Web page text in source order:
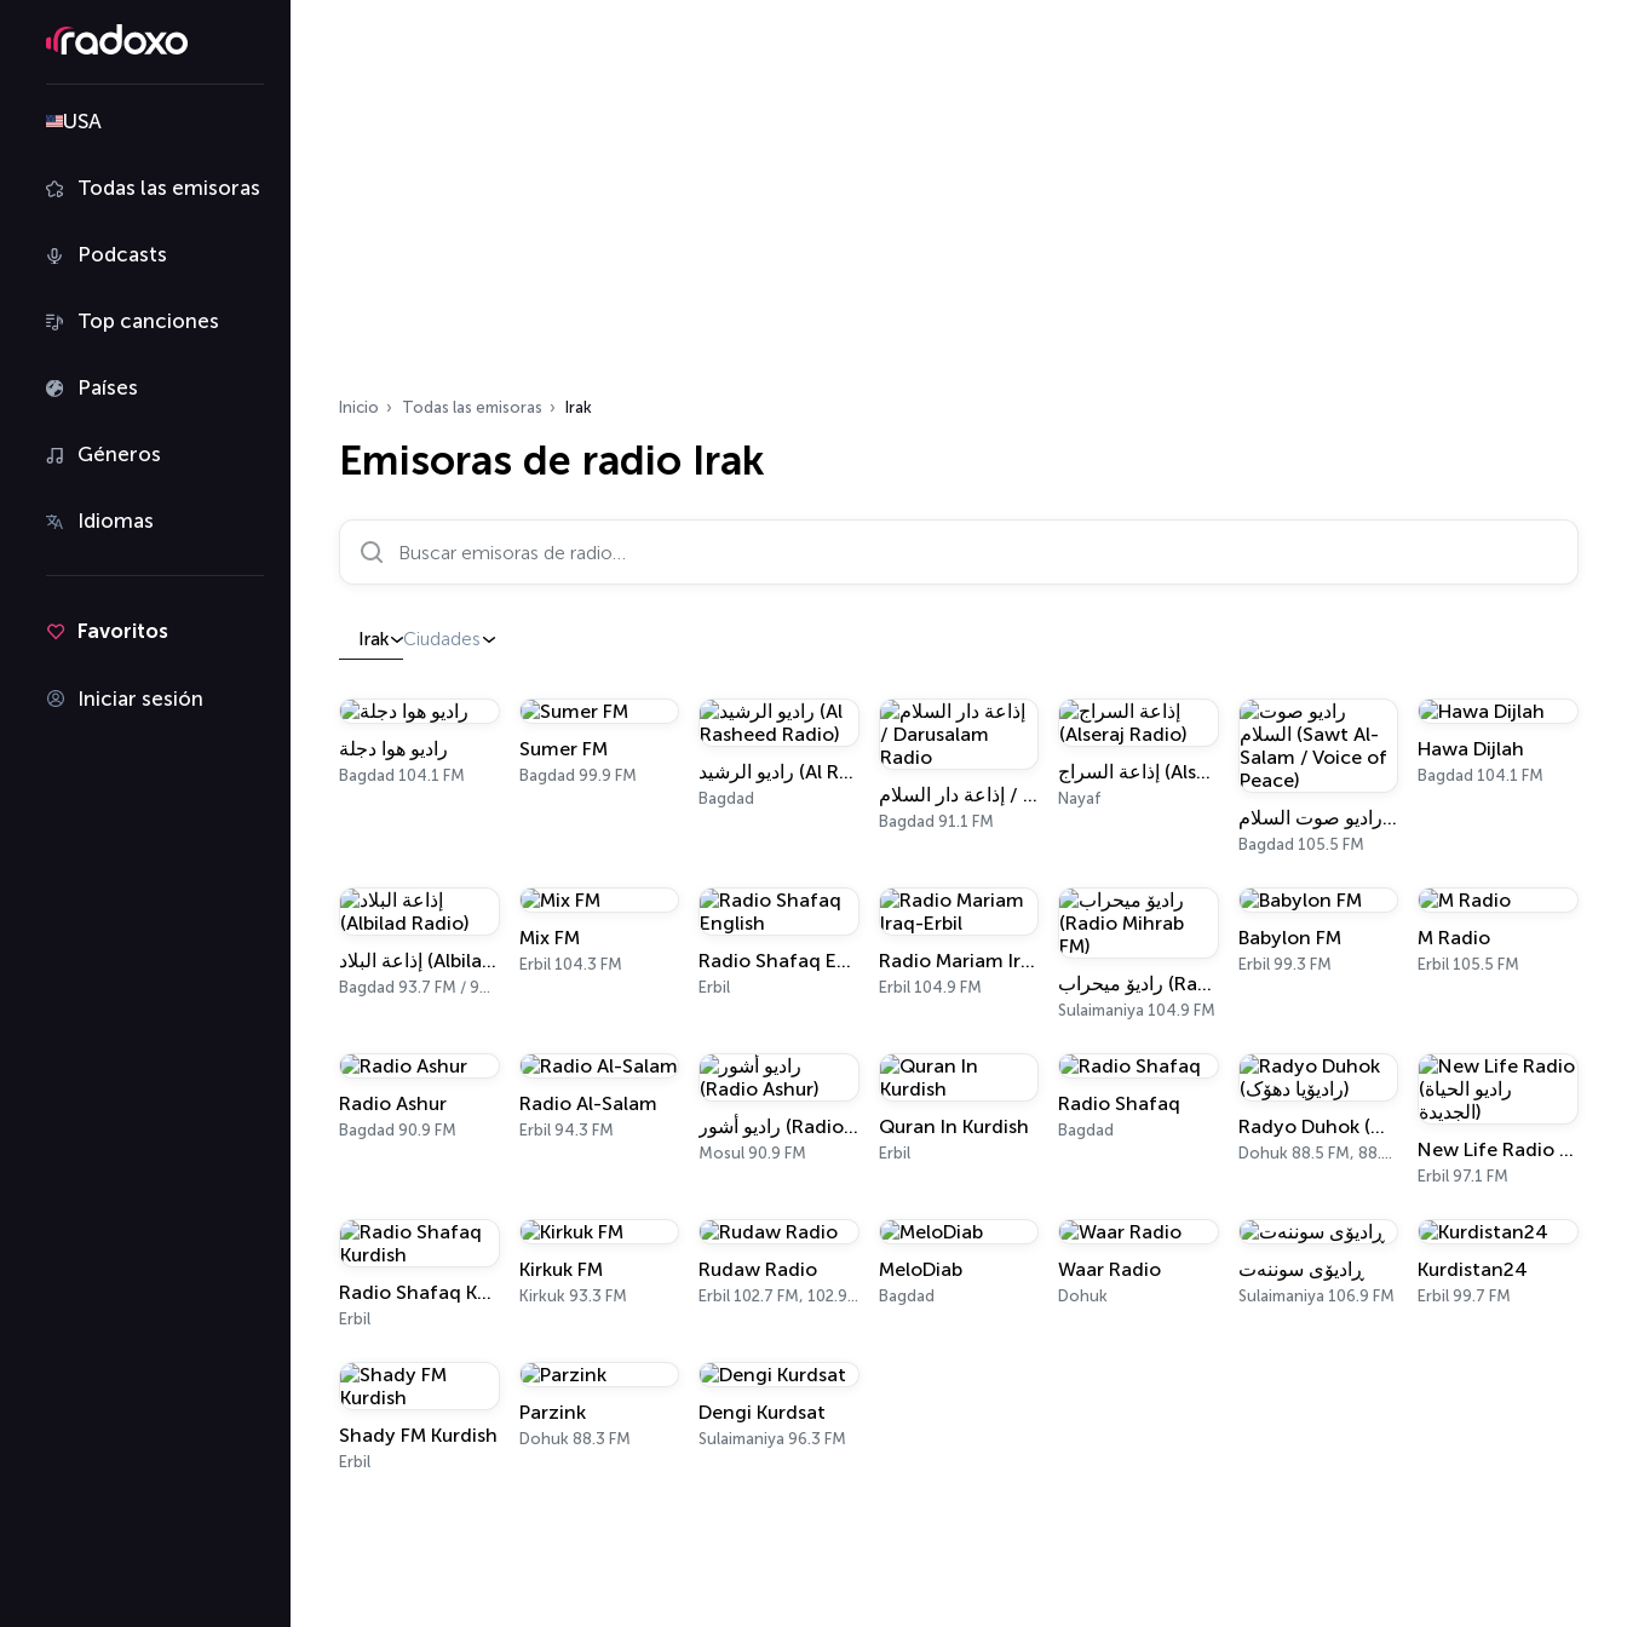
USA
Todas las emisoras
Podcasts
Top canciones
Países
Géneros
Idiomas
Favoritos
Iniciar sesión
Inicio Todas las emisoras Irak
Emisoras de radio Irak
Buscar emisoras de radio…
Irak Ciudades
راديو هوا دجلة
Bagdad 104.1 FM
Sumer FM
Bagdad 99.9 FM راديو الرشيد (Al Rasheed Radio)
Bagdad إذاعة دار السلام / Darusalam Radio
Bagdad 91.1 FM
إذاعة السراج (Alseraj Radio)
Nayaf
راديو صوت السلام (Sawt Al-Salam / Voice of Peace)
Bagdad 105.5 FM
Hawa Dijlah
Bagdad 104.1 FM
إذاعة البلاد (Albilad Radio)
Bagdad 93.7 FM / 999 AM
Mix FM
Erbil 104.3 FM Radio Shafaq English
Erbil
Radio Mariam Iraq-Erbil
Erbil 104.9 FM رادیۆ میحراب (Radio Mihrab FM)
Sulaimaniya 104.9 FM
Babylon FM
Erbil 99.3 FM
M Radio
Erbil 105.5 FM
Radio Ashur
Bagdad 90.9 FM
Radio Al-Salam
Erbil 94.3 FM راديو أشور (Radio Ashur)
Mosul 90.9 FM
Quran In Kurdish
Erbil
Radio Shafaq
Bagdad Radyo Duhok (رادیۆیا دھۆک)
Dohuk 88.5 FM, 88.9 FM New Life Radio (راديو الحياة الجديدة)
Erbil 97.1 FM
Radio Shafaq Kurdish
Erbil
Kirkuk FM
Kirkuk 93.3 FM
Rudaw Radio
Erbil 102.7 FM, 102.9 FM
MeloDiab
Bagdad
Waar Radio
Dohuk
ڕادیۆی سوننەت
Sulaimaniya 106.9 FM
Kurdistan24
Erbil 99.7 FM
Shady FM Kurdish
Erbil
Parzink
Dohuk 88.3 FM
Dengi Kurdsat
Sulaimaniya 96.3 FM